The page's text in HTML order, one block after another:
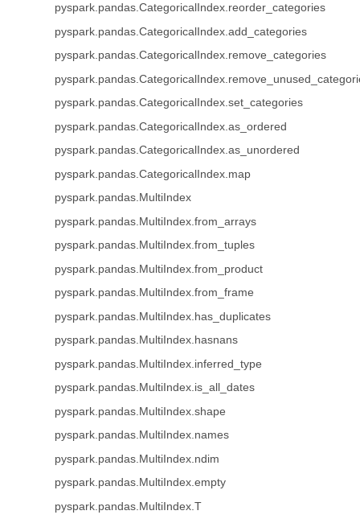
pyspark.pandas.CategoricalIndex.reorder_categories
pyspark.pandas.CategoricalIndex.add_categories
pyspark.pandas.CategoricalIndex.remove_categories
pyspark.pandas.CategoricalIndex.set_categories
pyspark.pandas.CategoricalIndex.as_ordered
pyspark.pandas.CategoricalIndex.as_unordered
pyspark.pandas.CategoricalIndex.map
pyspark.pandas.MultiIndex
pyspark.pandas.MultiIndex.from_arrays
pyspark.pandas.MultiIndex.from_tuples
pyspark.pandas.MultiIndex.from_product
pyspark.pandas.MultiIndex.from_frame
pyspark.pandas.MultiIndex.has_duplicates
pyspark.pandas.MultiIndex.hasnans
pyspark.pandas.MultiIndex.inferred_type
pyspark.pandas.MultiIndex.is_all_dates
pyspark.pandas.MultiIndex.shape
pyspark.pandas.MultiIndex.names
pyspark.pandas.MultiIndex.ndim
pyspark.pandas.MultiIndex.empty
pyspark.pandas.MultiIndex.T